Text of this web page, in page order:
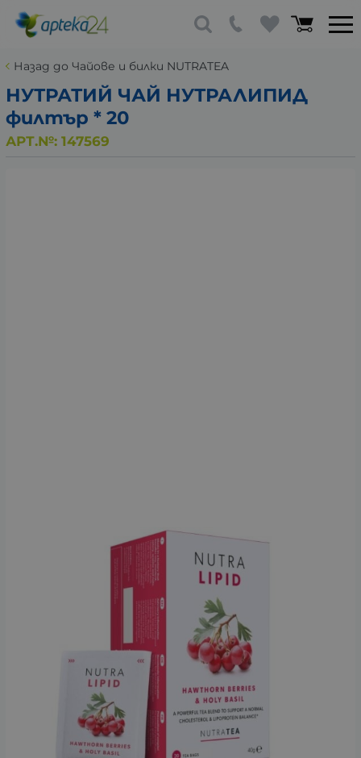
Назад до Чайове и билки NUTRATEA
НУТРАТИЙ ЧАЙ НУТРАЛИПИД
филтър * 20
АРТ.№: 147569